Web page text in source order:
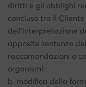
diritti e gli obblighi
concluso tra il
dell’interpretazione
apposite sentenze
raccomandazioni o
organismi;
b. modifica della